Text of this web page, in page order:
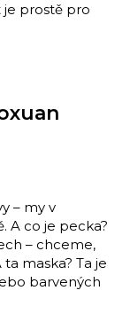
je prostě pro
– my v
A co je pecka?
– chceme,
maska? Ta je
barvených